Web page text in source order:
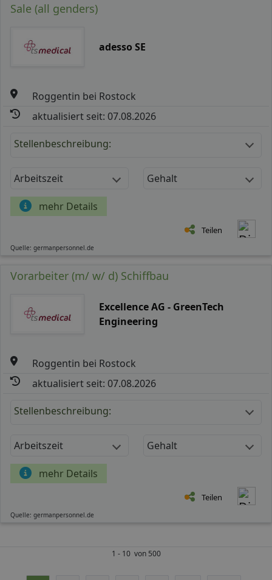
Sale (all genders)
adesso SE
Roggentin bei Rostock
aktualisiert seit: 07.08.2026
Stellenbeschreibung:
Arbeitszeit Gehalt
mehr Details
Teilen
Quelle: germanpersonnel.de
Vorarbeiter (m/ w/ d) Schiffbau
Excellence AG - GreenTech
Engineering
Roggentin bei Rostock
aktualisiert seit: 07.08.2026
Stellenbeschreibung:
Arbeitszeit Gehalt
mehr Details
Teilen
Quelle: germanpersonnel.de
1 - 10 von 500